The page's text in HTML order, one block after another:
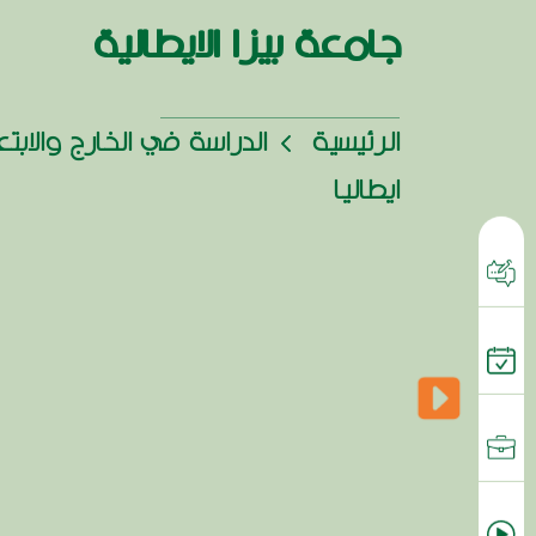
جامعة بيزا الايطالية
الرئيسية
الدراسة في الخارج
ايطاليا